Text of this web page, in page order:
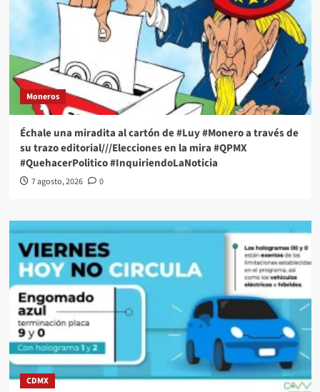
Moneros
Échale una miradita al cartón de #Luy #Monero a través de
su trazo editorial///Elecciones en la mira #QPMX
#QuehacerPolitico #InquiriendoLaNoticia
7 agosto, 2026 0
CDMX